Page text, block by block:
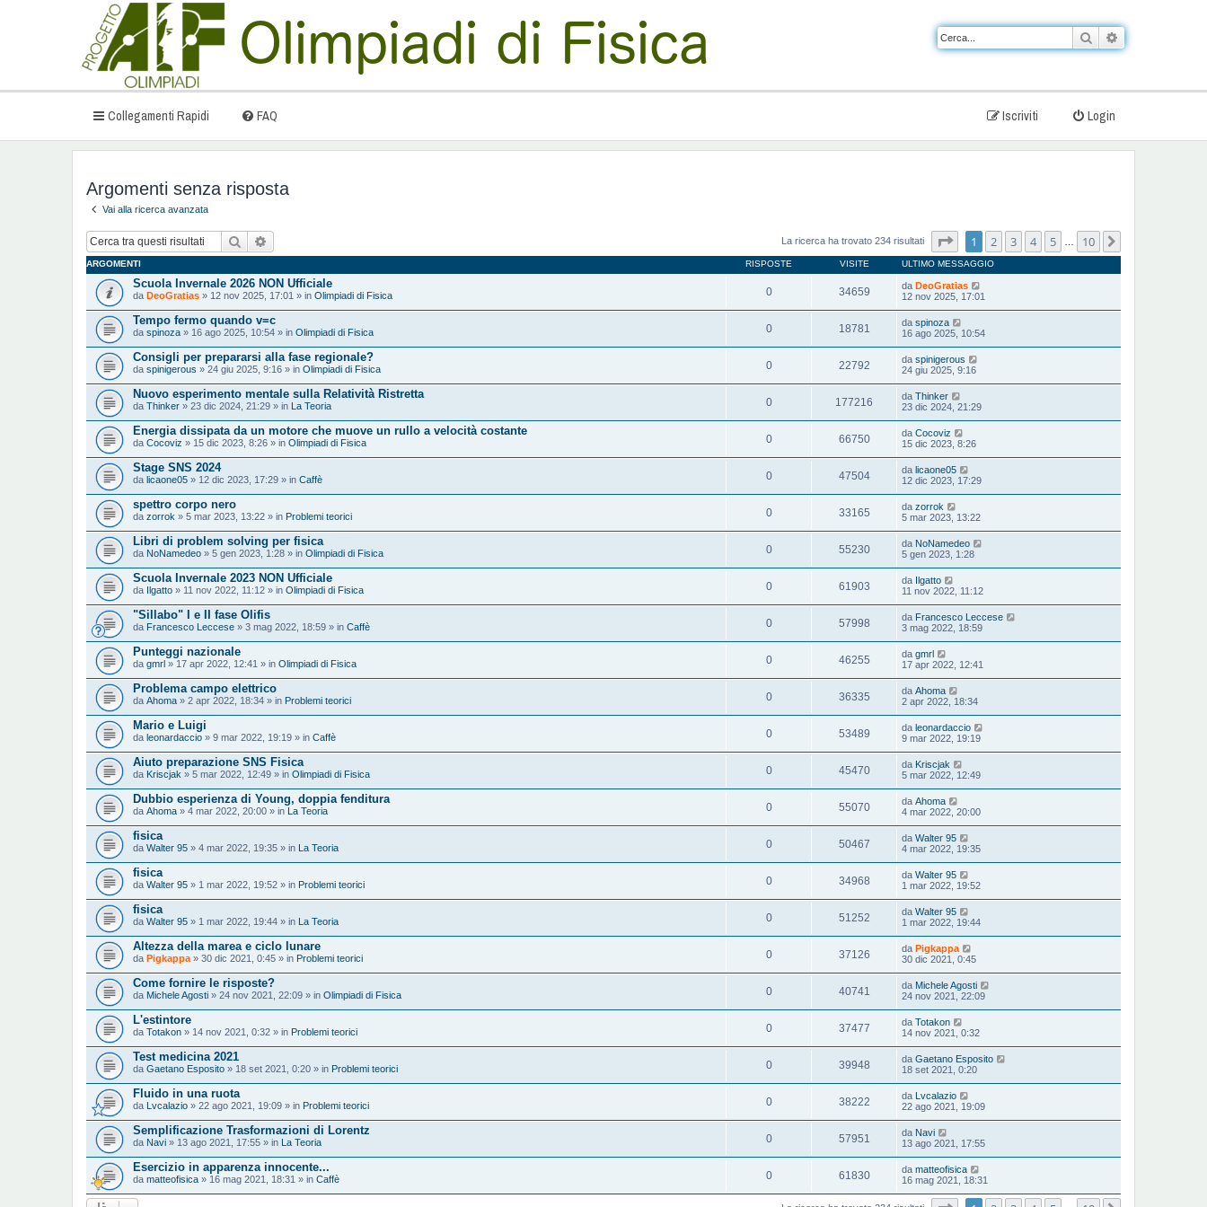
Cerca
Collegamenti Rapidi FAQ Login
Iscriviti
Argomenti senza risposta
Vai alla ricerca avanzata
Cerca La ricerca ha trovato 234 risultati Pagina1 di10
1 2 3 4 5 10
ARGOMENTI RISPOSTE VISITE ULTIMO MESSAGGIO
Scuola Invernale 2026 NON Ufficiale
da DeoGratias » 12 nov 2025, 17:01 » in Olimpiadi di Fisica 0 34659 da DeoGratias
12 nov 2025, 17:01
Tempo fermo quando v=c
da spinoza » 16 ago 2025, 10:54 » in Olimpiadi di Fisica 0 18781 da spinoza
16 ago 2025, 10:54
Consigli per prepararsi alla fase regionale?
da spinigerous » 24 giu 2025, 9:16 » in Olimpiadi di Fisica 0 22792 da spinigerous
24 giu 2025, 9:16
Nuovo esperimento mentale sulla Relatività Ristretta
da Thinker » 23 dic 2024, 21:29 » in La Teoria 0 177216 da Thinker
23 dic 2024, 21:29
Energia dissipata da un motore che muove un rullo a velocità costante
da Cocoviz » 15 dic 2023, 8:26 » in Olimpiadi di Fisica 0 66750 da Cocoviz
15 dic 2023, 8:26
Stage SNS 2024
da licaone05 » 12 dic 2023, 17:29 » in Caffè 0 47504 da licaone05
12 dic 2023, 17:29
spettro corpo nero
da zorrok » 5 mar 2023, 13:22 » in Problemi teorici 0 33165 da zorrok
5 mar 2023, 13:22
Libri di problem solving per fisica
da NoNamedeo » 5 gen 2023, 1:28 » in Olimpiadi di Fisica 0 55230 da NoNamedeo
5 gen 2023, 1:28
Scuola Invernale 2023 NON Ufficiale
da Ilgatto » 11 nov 2022, 11:12 » in Olimpiadi di Fisica 0 61903 da Ilgatto
11 nov 2022, 11:12
"Sillabo" I e II fase Olifis
da Francesco Leccese » 3 mag 2022, 18:59 » in Caffè 0 57998 da Francesco Leccese
3 mag 2022, 18:59
Punteggi nazionale
da gmrl » 17 apr 2022, 12:41 » in Olimpiadi di Fisica 0 46255 da gmrl
17 apr 2022, 12:41
Problema campo elettrico
da Ahoma » 2 apr 2022, 18:34 » in Problemi teorici 0 36335 da Ahoma
2 apr 2022, 18:34
Mario e Luigi
da leonardaccio » 9 mar 2022, 19:19 » in Caffè 0 53489 da leonardaccio
9 mar 2022, 19:19
Aiuto preparazione SNS Fisica
da Kriscjak » 5 mar 2022, 12:49 » in Olimpiadi di Fisica 0 45470 da Kriscjak
5 mar 2022, 12:49
Dubbio esperienza di Young, doppia fenditura
da Ahoma » 4 mar 2022, 20:00 » in La Teoria 0 55070 da Ahoma
4 mar 2022, 20:00
fisica
da Walter 95 » 4 mar 2022, 19:35 » in La Teoria 0 50467 da Walter 95
4 mar 2022, 19:35
fisica
da Walter 95 » 1 mar 2022, 19:52 » in Problemi teorici 0 34968 da Walter 95
1 mar 2022, 19:52
fisica
da Walter 95 » 1 mar 2022, 19:44 » in La Teoria 0 51252 da Walter 95
1 mar 2022, 19:44
Altezza della marea e ciclo lunare
da Pigkappa » 30 dic 2021, 0:45 » in Problemi teorici 0 37126 da Pigkappa
30 dic 2021, 0:45
Come fornire le risposte?
da Michele Agosti » 24 nov 2021, 22:09 » in Olimpiadi di Fisica 0 40741 da Michele Agosti
24 nov 2021, 22:09
L'estintore
da Totakon » 14 nov 2021, 0:32 » in Problemi teorici 0 37477 da Totakon
14 nov 2021, 0:32
Test medicina 2021
da Gaetano Esposito » 18 set 2021, 0:20 » in Problemi teorici 0 39948 da Gaetano Esposito
18 set 2021, 0:20
Fluido in una ruota
da Lvcalazio » 22 ago 2021, 19:09 » in Problemi teorici 0 38222 da Lvcalazio
22 ago 2021, 19:09
Semplificazione Trasformazioni di Lorentz
da Navi » 13 ago 2021, 17:55 » in La Teoria 0 57951 da Navi
13 ago 2021, 17:55
Esercizio in apparenza innocente...
da matteofisica » 16 mag 2021, 18:31 » in Caffè 0 61830 da matteofisica
16 mag 2021, 18:31